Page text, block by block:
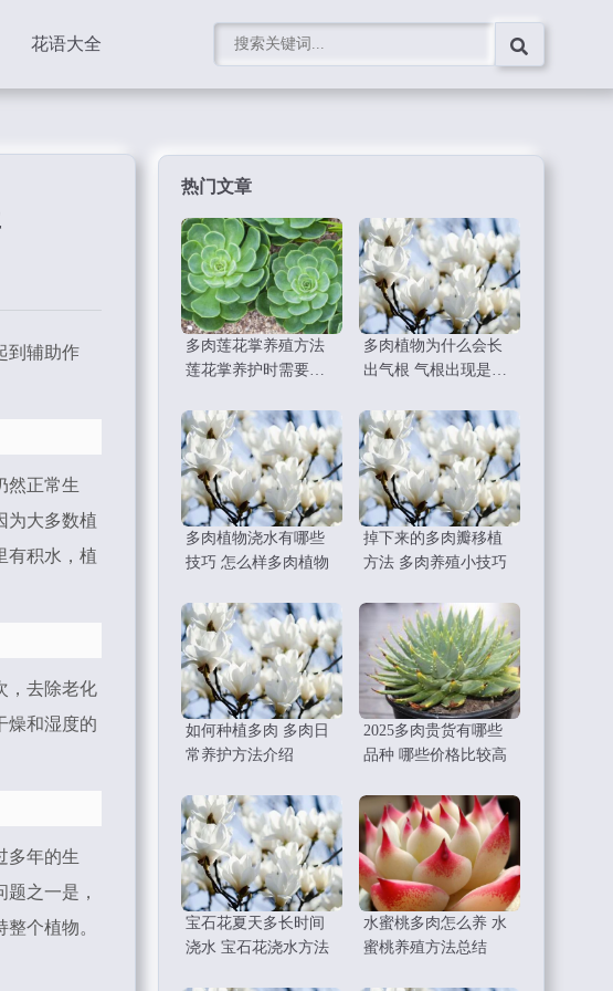
花语大全
到辅助作
然正常生
为大多数植
有积水，植
，去除老化
燥和湿度的
多年的生
之一是，
个植物。
热门文章
多肉莲花掌养殖方法
莲花掌养护时需要注
多肉植物为什么会长
出气根 气根出现是好
多肉植物浇水有哪些
技巧 怎么样多肉植物
掉下来的多肉瓣移植
方法 多肉养殖小技巧
如何种植多肉 多肉日
常养护方法介绍
2025多肉贵货有哪些
品种 哪些价格比较高
宝石花夏天多长时间
浇水 宝石花浇水方法
水蜜桃多肉怎么养 水
蜜桃养殖方法总结